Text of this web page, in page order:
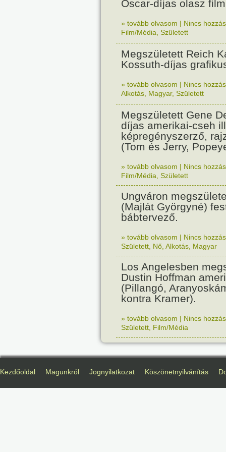
Oscar-díjas olasz
» tovább olvasom | Nincs
Film/Média Született
Megszületett Reich
Kossuth-díjas
» tovább olvasom | Nincs
Alkotás Magyar, Született
Megszületett Gene
díjas amerikai-cseh
képregényszerző,
(Tom és Jerry,
» tovább olvasom | Nincs
Film/Média Született
Ungváron
(Majlát Györgyné)
bábtervező.
» tovább olvasom | Nincs
Született Nő Alkotás Magyar
Los Angelesben
Dustin Hoffman
(Pillangó,
kontra Kramer).
» tovább olvasom | Nincs
Született Film/Média
Kezdőoldal Magunkról Jognyilatkozat Köszönetnyilvánítás